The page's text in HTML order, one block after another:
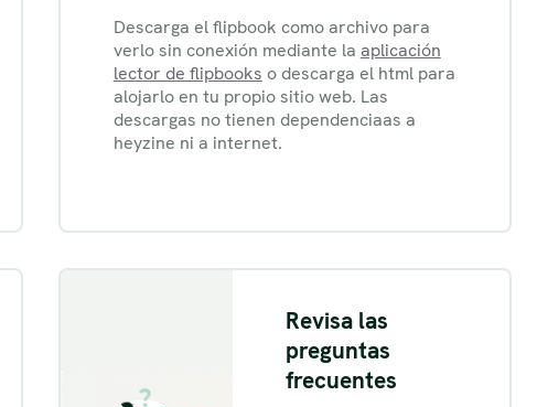
Descarga el flipbook como archivo para
verlo sin conexión mediante la aplicación
lector de flipbooks o descarga el html para
alojarlo en tu propio sitio web. Las
descargas no tienen dependenciaas a
heyzine ni a internet.
Revisa las
preguntas
frecuentes